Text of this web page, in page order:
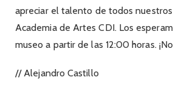
apreciar el talento de todos
Academia de Artes CDI. Los
museo a partir de las 12:00 horas.
// Alejandro Castillo